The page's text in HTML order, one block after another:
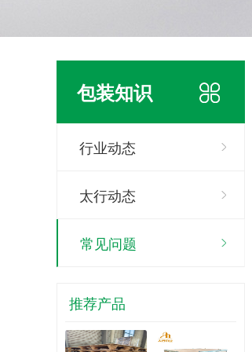
包装知识
行业动态
太行动态
常见问题
推荐产品